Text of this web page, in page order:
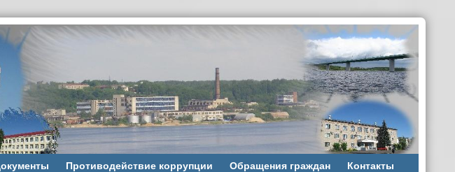
Противодействие коррупции Обращения граждан Контакты